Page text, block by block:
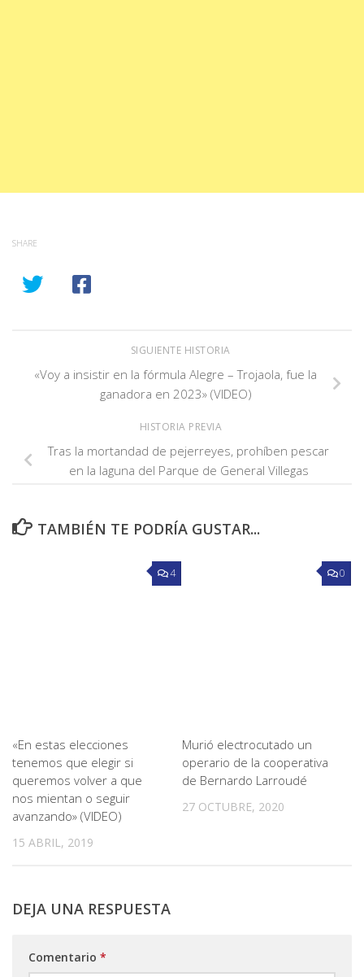
SHARE
SIGUIENTE HISTORIA
«Voy a insistir en la fórmula Alegre – Trojaola, fue la
ganadora en 2023» (VIDEO)
HISTORIA PREVIA
Tras la mortandad de pejerreyes, prohíben pescar
en la laguna del Parque de General Villegas
TAMBIÉN TE PODRÍA GUSTAR...
4
«En estas elecciones
tenemos que elegir si
queremos volver a que
nos mientan o seguir
avanzando» (VIDEO)
15 ABRIL, 2019
0
Murió electrocutado un
operario de la cooperativa
de Bernardo Larroudé
27 OCTUBRE, 2020
DEJA UNA RESPUESTA
Comentario *